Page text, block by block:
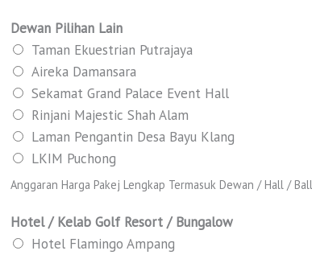
Dewan Pilihan Lain
Taman Ekuestrian Putrajaya
Aireka Damansara
Sekamat Grand Palace Event Hall
Rinjani Majestic Shah Alam
Laman Pengantin Desa Bayu Klang
LKIM Puchong
Anggaran Harga Pakej Lengkap Termasuk Dewan / Hall /
Hotel / Kelab Golf Resort / Bungalow
Hotel Flamingo Ampang